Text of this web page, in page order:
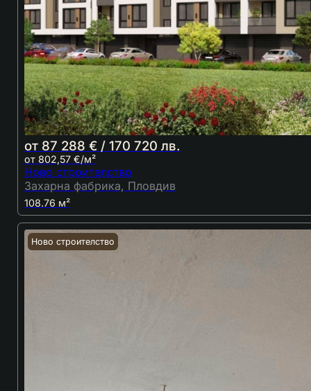
от 87 288 € / 170 720 лв.
от 802,57 €/м²
Ново строителство
Захарна фабрика, Пловдив
108.76 м²
Ново строителство